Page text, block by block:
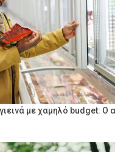
με χαμηλό budget: Ο